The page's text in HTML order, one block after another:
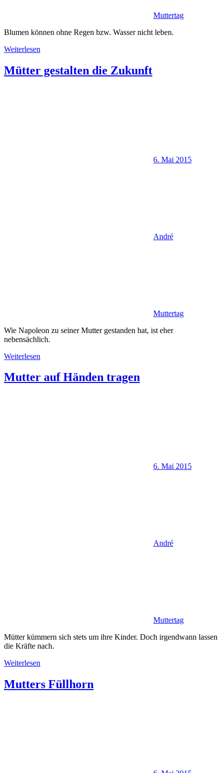
Muttertag
Blumen können ohne Regen bzw. Wasser nicht leben.
Weiterlesen
Mütter gestalten die Zukunft
6. Mai 2015
André
Muttertag
Wie Napoleon zu seiner Mutter gestanden hat, ist eher
nebensächlich.
Weiterlesen
Mutter auf Händen tragen
6. Mai 2015
André
Muttertag
Mütter kümmern sich stets um ihre Kinder. Doch irgendwann lassen
die Kräfte nach.
Weiterlesen
Mutters Füllhorn